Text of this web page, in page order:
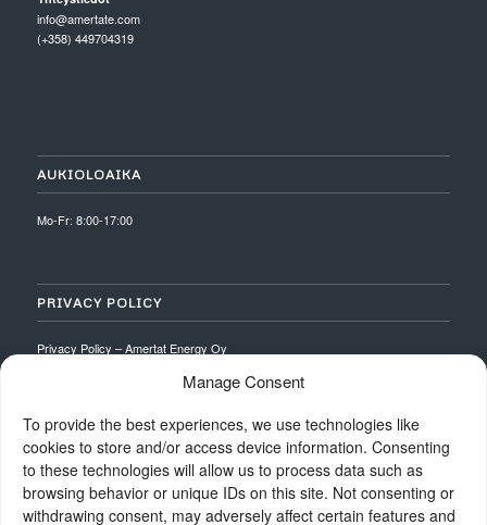
Manage Consent
To provide the best experiences, we use technologies like
cookies to store and/or access device information. Consenting
to these technologies will allow us to process data such as
browsing behavior or unique IDs on this site. Not consenting or
withdrawing consent, may adversely affect certain features and
info@amertate.com
(+358) 449704319
AUKIOLOAIKA
Mo-Fr: 8:00-17:00
PRIVACY POLICY
Privacy Policy – Amertat Energy Oy